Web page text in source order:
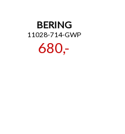
BERING
11028-714-GWP
680,-